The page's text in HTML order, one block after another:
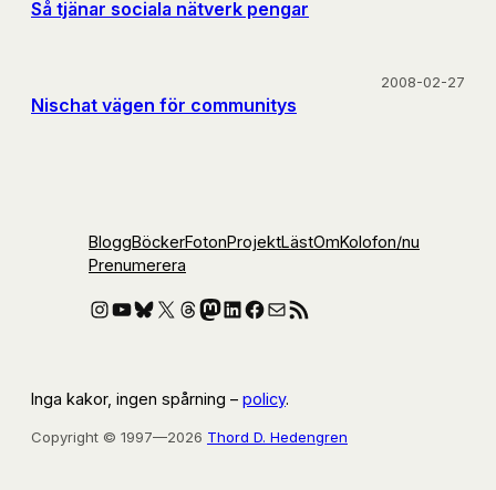
Så tjänar sociala nätverk pengar
Nischat vägen för communitys
2008-02-27
BloggBöckerFotonProjektLästOmKolofon/nu
Prenumerera
Instagram
YouTube
Bluesky
X Threads
Mastodon
LinkedIn
Facebook
E-postRSS-flöde
Inga kakor, ingen spårning – policy.
Copyright © 1997—2026 Thord D. Hedengren